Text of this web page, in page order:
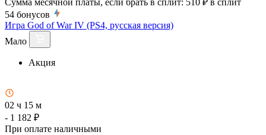
54 бонусов
Игра God of War IV (PS4, русская версия)
Мало
Акция
02 ч 15 м
- 1 182 ₽
При оплате наличными